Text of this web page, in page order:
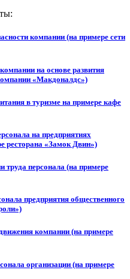
компании (на примере сети
на основе развития
«Макдоналдс»)
в туризме на примере кафе
на предприятиях
ресторана «Замок Двин»)
персонала (на примере
предприятия общественного
компании (на примере
организации (на примере